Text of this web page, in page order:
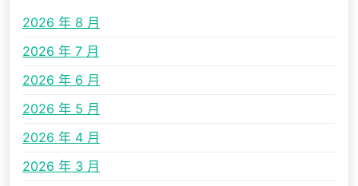
2026 年 8 月
2026 年 7 月
2026 年 6 月
2026 年 5 月
2026 年 4 月
2026 年 3 月